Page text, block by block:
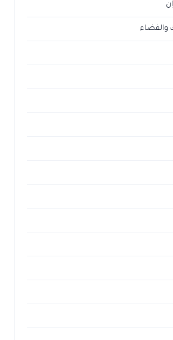
والفضاء